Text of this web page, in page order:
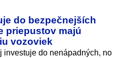
do bezpečnejších
priepustov majú
vozoviek
investuje do nenápadných, no